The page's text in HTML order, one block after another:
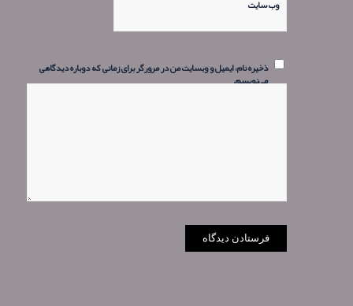
وب‌ سایت
ذخیره نام، ایمیل و وبسایت من در مرورگر برای زمانی که دوباره دیدگاهی
می‌نویسم.